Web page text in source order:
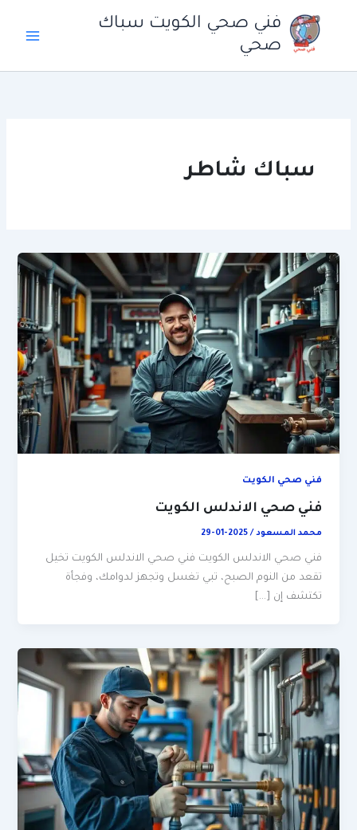
فني صحي الكويت سباك
صحي
سباك شاطر
فني صحي الكويت
فني صحي الاندلس الكويت
محمد المسعود/
2025-01-29
فني صحي الاندلس الكويت فني صحي الاندلس الكويت تخيل
تقعد من النوم الصبح، تبي تغسل وتجهز لدوامك، وفجأة
تكتشف إن […]